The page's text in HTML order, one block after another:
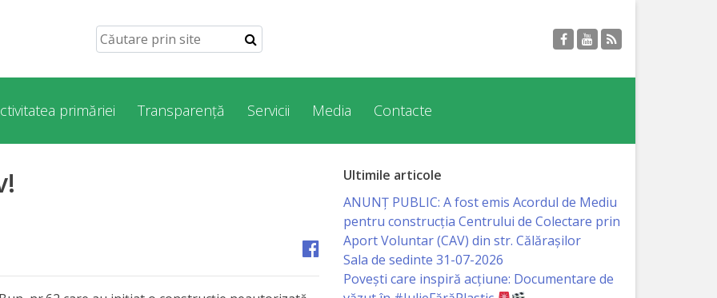
primăriei Transparență Servicii Media Contacte
Ultimile articole
ANUNȚ PUBLIC: A fost emis Acordul de Mediu
pentru construcția Centrului de Colectare prin
Aport Voluntar (CAV) din str. Călărașilor
Sala de sedinte 31-07-2026
Povești care inspiră acțiune: Documentare de